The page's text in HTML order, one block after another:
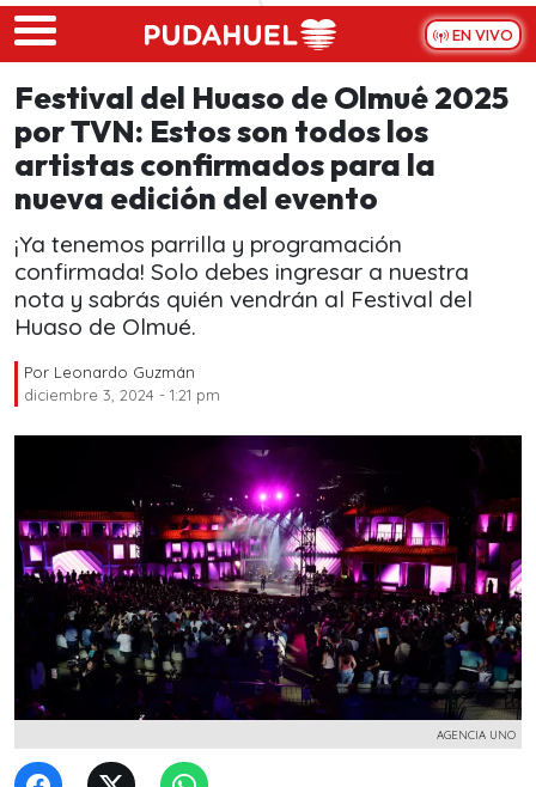
Skip to main content
EN VIVO
Festival del Huaso de Olmué 2025
por TVN: Estos son todos los
artistas confirmados para la
nueva edición del evento
¡Ya tenemos parrilla y programación
confirmada! Solo debes ingresar a nuestra
nota y sabrás quién vendrán al Festival del
Huaso de Olmué.
Por Leonardo Guzmán
diciembre 3, 2024 - 1:21 pm
AGENCIA UNO